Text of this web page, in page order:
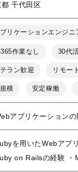
都 千代田区
リケーションエンジニ
作業なし 30代
ラン歓迎 リモー
模 安定稼働
アプリケーション
を用いたWebアプ
on Railsの経験 ・